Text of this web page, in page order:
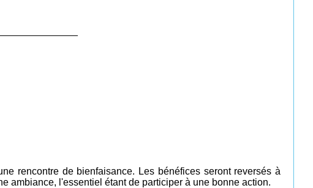
rencontre de bienfaisance. Les bénéfices seront reversés à
ambiance, l'essentiel étant de participer à une bonne action.